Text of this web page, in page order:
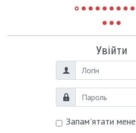
Увійти
Логін
Пароль
Запам'ятати мене